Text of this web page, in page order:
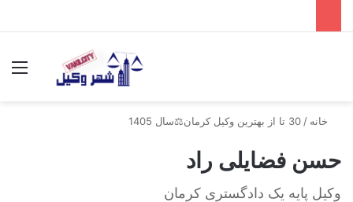
خانه / 30 تا از بهترین وکیل کرمان⚖️سال 1405
حسن فضایلی راد
وکیل پایه یک دادگستری کرمان